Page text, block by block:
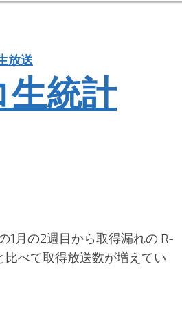
統計
放送
1月の2週目から取得漏れの R-
比べて取得放送数が増えてい